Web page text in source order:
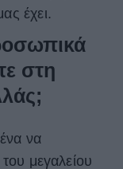
έχει.
στη
να
μεγαλείου